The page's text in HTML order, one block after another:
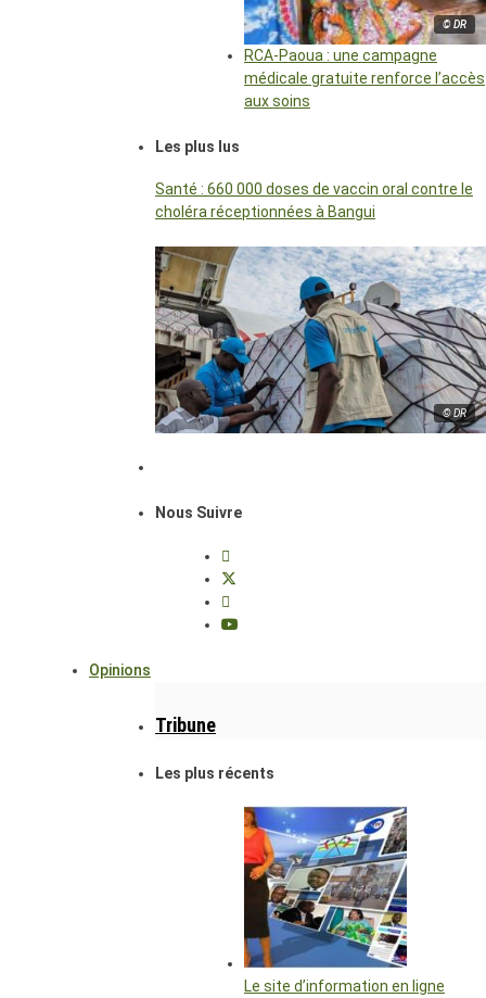
© DR
RCA-Paoua : une campagne
médicale gratuite renforce l’accès
aux soins
Les plus lus
Santé : 660 000 doses de vaccin oral contre le
choléra réceptionnées à Bangui
© DR
Nous Suivre
Opinions
Tribune
Les plus récents
Le site d’information en ligne